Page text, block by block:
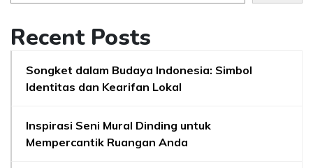
Recent Posts
Songket dalam Budaya Indonesia: Simbol
Identitas dan Kearifan Lokal
Inspirasi Seni Mural Dinding untuk
Mempercantik Ruangan Anda